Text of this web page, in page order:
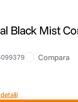
Black Mist
Compara